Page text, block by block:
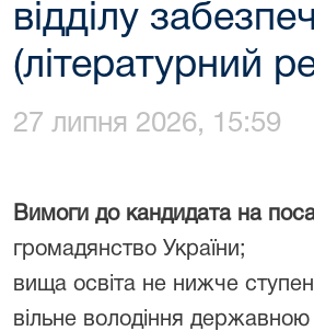
відділу
(літературний
27 липня 2026, 15:59
Вимоги до кандидата на
громадянство України;
вища освіта не нижче
вільне володіння